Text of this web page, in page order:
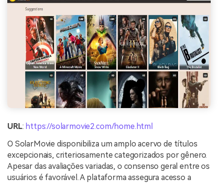
URL: https://solarmovie2.com/home.html
O SolarMovie disponibiliza um amplo acervo de títulos
excepcionais, criteriosamente categorizados por gênero.
Apesar das avaliações variadas, o consenso geral entre os
usuários é favorável. A plataforma assegura acesso a